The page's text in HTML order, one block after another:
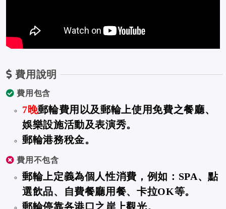
費用說明
費用包含
7晚郵輪費用以及郵輪上使用免費之餐廳、
娛樂設施活動及表演秀。
郵輪港務稅金。
費用不包含
郵輪上定義為個人性消費，例如：SPA、點
選飲品、自費餐廳用餐、卡拉OK等。
郵輪停靠各港口之岸上觀光。